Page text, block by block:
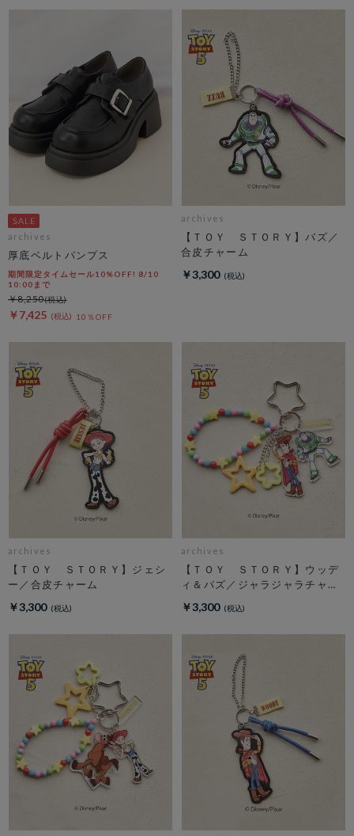
archives
厚底ベルトパンプス
期間限定タイムセール10%OFF! 8/10
10:00まで
￥7,425 10％OFF
￥8,250
archives
【ＴＯＹ ＳＴＯＲＹ】バズ／
合皮チャーム
￥3,300
archives
【ＴＯＹ ＳＴＯＲＹ】ジェシ
ー／合皮チャーム
￥3,300
archives
【ＴＯＹ ＳＴＯＲＹ】ウッデ
ィ＆バズ／ジャラジャラチャー
￥3,300